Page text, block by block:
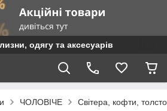
одягу та аксесуарів
ЧОЛОВІЧЕ Світера, кофти,